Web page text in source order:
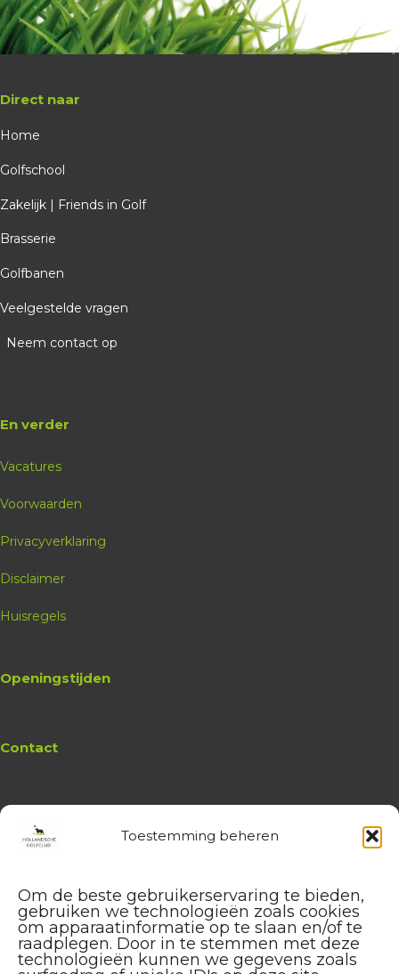
Toestemming beheren
Om de beste gebruikerservaring te bieden,
gebruiken we technologieën zoals cookies
om apparaatinformatie op te slaan en/of te
raadplegen. Door in te stemmen met deze
technologieën kunnen we gegevens zoals
gen - rood
19:32
19:40
Direct naar
Home
Golfschool
Zakelijk | Friends in Golf
Brasserie
Golfbanen
Veelgestelde vragen
Neem contact op
En verder
Vacatures
Voorwaarden
Privacyverklaring
Disclaimer
Huisregels
Openingstijden
Contact
WebsiteHollandsche Golfclub
administratie
service@hollandschegolfclub.nl
Vragen aan deGolfschool